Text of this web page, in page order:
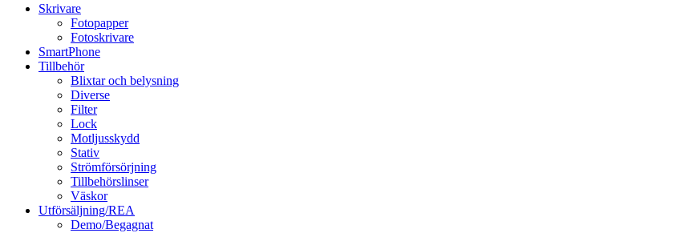
Skrivare
Fotopapper
Fotoskrivare
SmartPhone
Tillbehör
Blixtar och belysning
Diverse
Filter
Lock
Motljusskydd
Stativ
Strömförsörjning
Tillbehörslinser
Väskor
Utförsäljning/REA
Demo/Begagnat